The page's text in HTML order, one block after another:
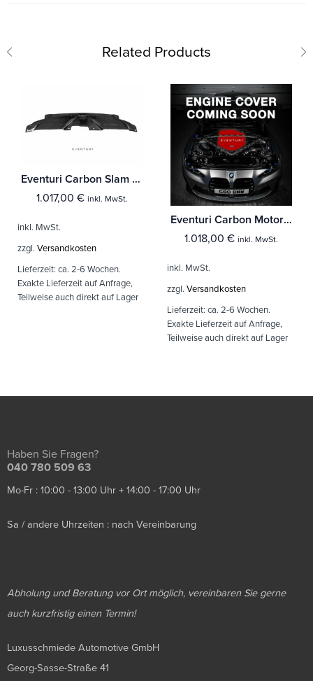
Related Products
Eventuri Carbon Slam Panel für Audi B8 RS5 Facelift
1.017,00 € inkl. MwSt.
inkl. MwSt.
zzgl. Versandkosten
Lieferzeit: ca. 2-6 Wochen.
Exakte Lieferzeit auf Anfrage,
Teilweise auch direkt auf Lager
Eventuri Carbon Motorabdeckung für BMW N55 Motor
1.018,00 € inkl. MwSt.
inkl. MwSt.
zzgl. Versandkosten
Lieferzeit: ca. 2-6 Wochen.
Exakte Lieferzeit auf Anfrage,
Teilweise auch direkt auf Lager
Haben Sie Fragen?
040 780 509 63
Mo-Fr : 10:00 - 13:00 Uhr + 14:00 - 17:00 Uhr
Sa / andere Uhrzeiten : nach Vereinbarung
Abholung und Beratung vor Ort möglich, vereinbaren Sie gerne
auch kurzfristig einen Termin!
Luxusschmiede Automotive GmbH
Georg-Sasse-Straße 41